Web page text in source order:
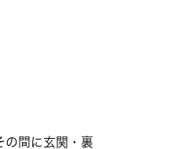
の間に玄関・裏